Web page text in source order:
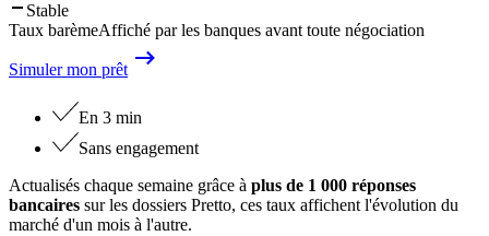
Stable
Taux barèmeAffiché par les banques avant toute négociation
Simuler mon prêt
En 3 min
Sans engagement
Actualisés chaque semaine grâce à plus de 1 000 réponses
bancaires sur les dossiers Pretto, ces taux affichent l'évolution du
marché d'un mois à l'autre.